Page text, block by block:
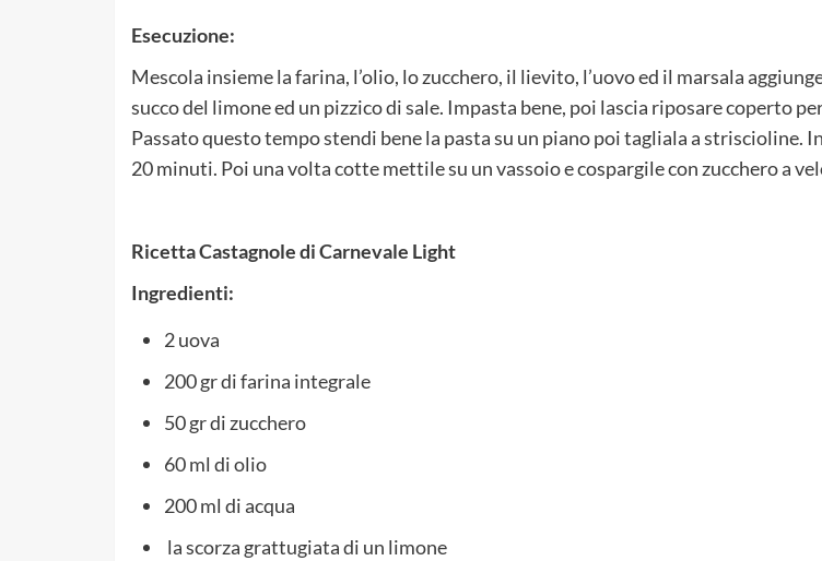
Esecuzione:
Mescola insieme la farina, l’olio, lo zucchero, il lievito, l’uovo ed il marsala
succo del limone ed un pizzico di sale. Impasta bene, poi lascia riposare coperto
Passato questo tempo stendi bene la pasta su un piano poi tagliala a striscioline.
20 minuti. Poi una volta cotte mettile su un vassoio e cospargile con zucchero a
Ricetta Castagnole di Carnevale Light
Ingredienti:
2 uova
200 gr di farina integrale
50 gr di zucchero
60 ml di olio
200 ml di acqua
la scorza grattugiata di un limone